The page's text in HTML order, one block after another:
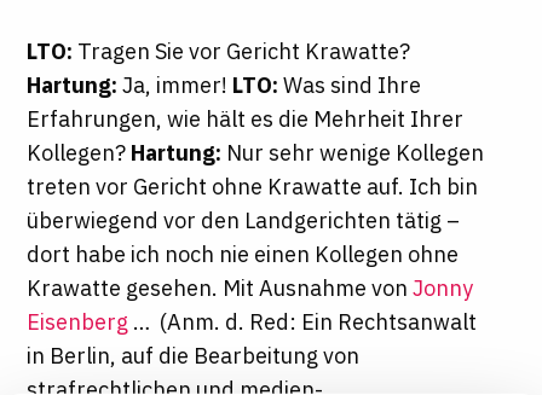
LTO: Tragen Sie vor Gericht Krawatte?
Hartung: Ja, immer! LTO: Was sind Ihre
Erfahrungen, wie hält es die Mehrheit Ihrer
Kollegen? Hartung: Nur sehr wenige Kollegen
treten vor Gericht ohne Krawatte auf. Ich bin
überwiegend vor den Landgerichten tätig –
dort habe ich noch nie einen Kollegen ohne
Krawatte gesehen. Mit Ausnahme vonJonny
Eisenberg … (Anm. d. Red: Ein Rechtsanwalt
in Berlin, auf die Bearbeitung von
strafrechtlichen und medien-